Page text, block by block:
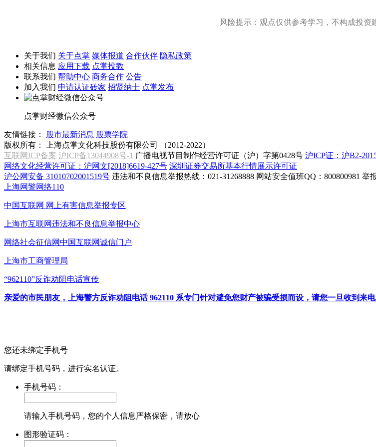
风险提示：观点仅供参考学习，不构成投资
关于我们 关于点掌 媒体报道 合作伙伴 隐私政策
相关信息 应用下载 点掌投教
联系我们 帮助中心 商务合作 公告
加入我们 申请认证砖家 招贤纳士 点掌发布
点掌财经微信公众号
友情链接： 股市最新消息 股票学院
版权所有：
上海点掌文化科技股份有限公司 （2012-2022）
互联网ICP备案 沪ICP备13044908号-1 广播电视节目制作经营许可证（沪）字第0428号 沪ICP证：沪B2-
网络文化经营许可证：沪网文[2018]6619-427号 深圳证券交易所基本行情展示许可证
沪公网安备 31010702001519号 违法和不良信息举报热线：021-31268888 网站安全值班QQ：800800981 举
上海网警网络110
中国互联网 网上有害信息举报专区
上海市互联网违法和不良信息举报中心
网络社会征信网中国互联网诚信门户
上海市工商管理局
“962110”反诈劝阻电话宣传
亲爱的市民朋友，上海警方反诈劝阻电话 962110 系专门针对避免您财产被骗受损而设，请您一旦收到来电
您还未绑定手机号
请绑定手机号码，进行实名认证。
手机号码：
请输入手机号码，您的个人信息严格保密，请放心
图形验证码：